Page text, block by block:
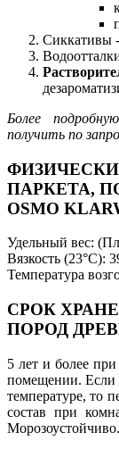
Сиккативы
Более
получить по
ПАРКЕТА,
OSMO
Удельный вес:
Вязкость (23°C):
Температура
СРОК
ПОРОД
5 лет и более
помещении. Если
температуре, то
состав при
Морозоустойчиво.